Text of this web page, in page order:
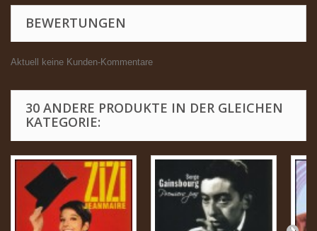
BEWERTUNGEN
Aktuell keine Kunden-Kommentare
30 ANDERE PRODUKTE IN DER GLEICHEN
KATEGORIE: